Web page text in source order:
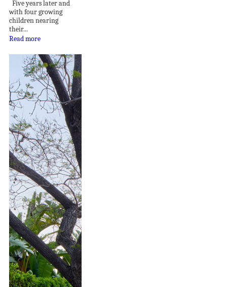
Five years later and
with four growing
children nearing
their...
Read more